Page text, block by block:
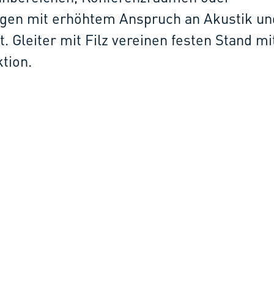
mit erhöhtem Anspruch an Akustik
Gleiter mit Filz vereinen festen Stand